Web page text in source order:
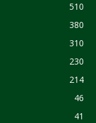
510
380
310
230
214
46
41